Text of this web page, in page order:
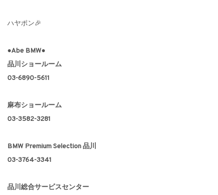
ハヤポン🎉
●Abe BMW●
品川ショールーム
03-6890-5611
麻布ショールーム
03-3582-3281
BMW Premium Selection 品川
03-3764-3341
品川総合サービスセンター